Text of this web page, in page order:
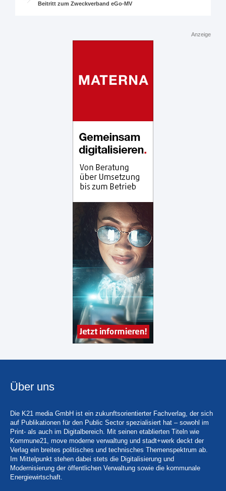
Beitritt zum Zweckverband eGo-MV
Anzeige
Über uns
Die K21 media GmbH ist ein zukunftsorientierter Fachverlag, der sich
auf Publikationen für den Public Sector spezialisiert hat – sowohl im
Print- als auch im Digitalbereich. Mit seinen etablierten Titeln wie
Kommune21, move moderne verwaltung und stadt+werk deckt der
Verlag ein breites politisches und technisches Themenspektrum ab.
Im Mittelpunkt stehen dabei stets die Digitalisierung und
Modernisierung der öffentlichen Verwaltung sowie die kommunale
Energiewirtschaft.